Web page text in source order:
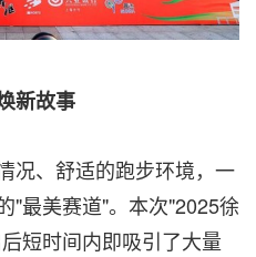
新故事
况、舒适的跑步环境，一
"最美赛道"。本次"2025徐
短时间内即吸引了大量